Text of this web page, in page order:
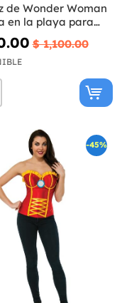
de Wonder Woman
en la playa para
$ 1,100.00
-45%